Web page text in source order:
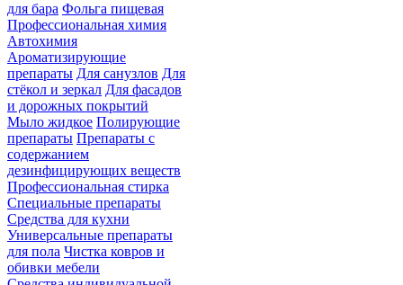
для бара Фольга пищевая
Профессиональная химия
Автохимия
Ароматизирующие
препараты Для санузлов Для
стёкол и зеркал Для фасадов
и дорожных покрытий
Мыло жидкое Полирующие
препараты Препараты с
содержанием
дезинфицирующих веществ
Профессиональная стирка
Специальные препараты
Средства для кухни
Универсальные препараты
для пола Чистка ковров и
обивки мебели